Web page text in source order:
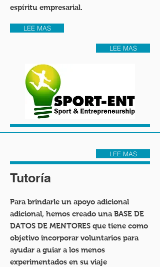
espíritu empresarial.
LEE MAS
LEE MAS
LEE MAS
Tutoría
Para brindarle un apoyo adicional
adicional, hemos creado una BASE DE
DATOS DE MENTORES que tiene como
objetivo incorporar voluntarios para
ayudar a guiar a los menos
experimentados en su viaje